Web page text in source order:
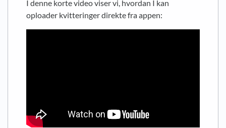
I denne korte video viser vi, hvordan I kan
oploader kvitteringer direkte fra appen: